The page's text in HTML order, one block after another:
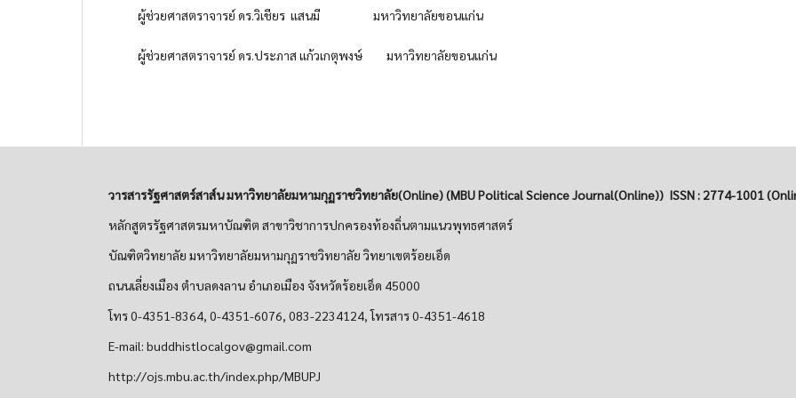
ผู้ช่วยศาสตราจารย์ ดร.วิเชียร แสนมี มหาวิทยาลัยขอนแก่น
ผู้ช่วยศาสตราจารย์ ดร.ประภาส แก้วเกตุพงษ์ มหาวิทยาลัยขอนแก่น
วารสารรัฐศาสตร์สาส์น มหาวิทยาลัยมหามกุฏราชวิทยาลัย(Online)(MBU Political Science Journal(Online)) ISSN : 2774-1001
หลักสูตรรัฐศาสตรมหาบัณฑิต สาขาวิชาการปกครองท้องถิ่นตามแนวพุทธศาสตร์
บัณฑิตวิทยาลัย มหาวิทยาลัยมหามกุฏราชวิทยาลัย วิทยาเขตร้อยเอ็ด
ถนนเลี่ยงเมือง ตำบลดงลาน อำเภอเมือง จังหวัดร้อยเอ็ด 45000
โทร 0-4351-8364, 0-4351-6076, 083-2234124, โทรสาร 0-4351-4618
E-mail: buddhistlocalgov@gmail.com
http://ojs.mbu.ac.th/index.php/MBUPJ